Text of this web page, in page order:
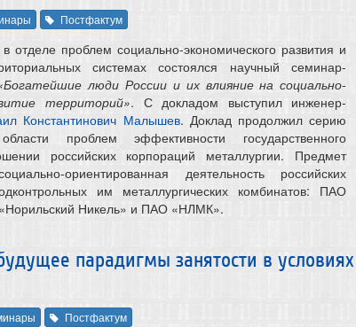
Постфактум
отделе проблем социально-экономического развития и
системах состоялся научный семинар-
люди России и их влияние на социально-
территорий». С докладом выступил инженер-
Константинович Малышев. Доклад продолжил серию
проблем эффективности государственного
российских корпораций металлургии. Предмет
ориентированная деятельность российских
им металлургических комбинатов: ПАО
Никель» и ПАО «НЛМК».
парадигмы занятости в условиях
Постфактум